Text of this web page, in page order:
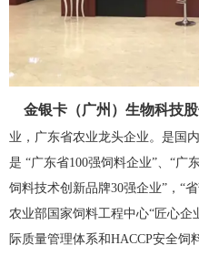
金银卡（广州）生物科技
业，广东省农业龙头企业。是国
是 “广东省100强饲料企业”、“广
饲料技术创新品牌30强企业”，“
农业部国家饲料工程中心“匠心企
际质量管理体系和HACCP安全饲